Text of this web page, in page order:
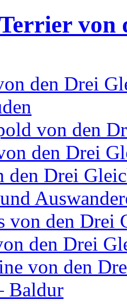
von
den Drei
von den
den Drei
den Drei
von den Drei
den Drei
von den
Baldur